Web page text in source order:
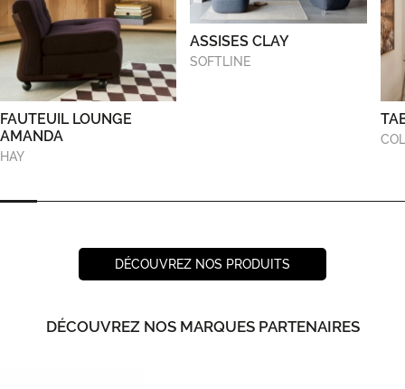
FAUTEUIL LOUNGE
AMANDA
HAY
ASSISES CLAY
SOFTLINE
DÉCOUVREZ NOS PRODUITS
DÉCOUVREZ NOS MARQUES PARTENAIRES